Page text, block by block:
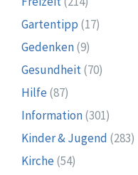
Gartentipp (17)
Gedenken(9)
Gesundheit(70)
Hilfe (87)
Information(301)
Kinder & Jugend (283)
Kirche (54)